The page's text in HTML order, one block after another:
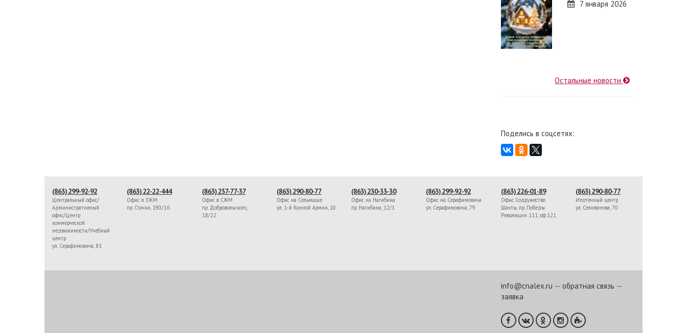
7 января 2026
Остальные новости
Поделись в соцсетях:
(863) 299-92-92
Центральный офис/
Административный
офис/Центр
коммерческой
недвижимости/Учебный
центр
ул. Серафимовича, 81
(863) 22-22-444
Офис в ЗЖМ
пр. Стачки, 190/16
(863) 237-77-37
Офис в СЖМ
пр. Добровольского,
18/22
(863) 290-80-77
Офис на Сельмаше
ул. 1-й Конной Армии, 10
(863) 230-33-30
Офис на Нагибина
пр. Нагибина, 12/1
(863) 299-92-92
Офис на Серафимовича
ул. Серафимовича, 79
(863) 226-01-89
Офис Содружество
Шахты, пр. Победы
Революции 111, оф.121
(863) 290-80-77
Ипотечный центр
ул. Селиванова, 70
info@cnalex.ru — обратная связь —
заявка